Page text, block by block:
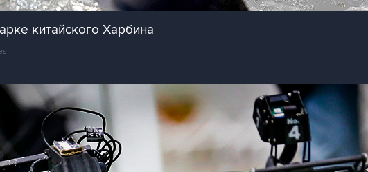
китайского Харбина